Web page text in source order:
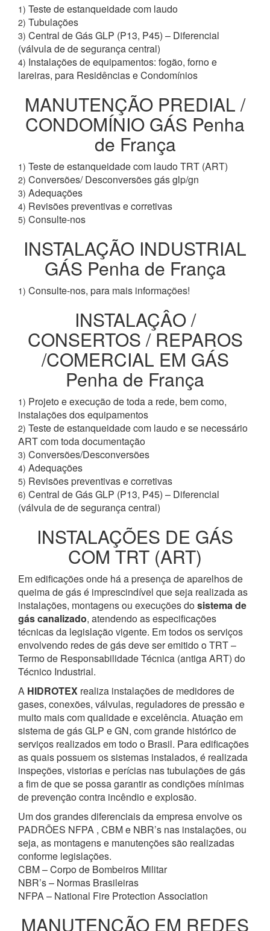
1) Teste de estanqueidade com laudo
2) Tubulações
3) Central de Gás GLP (P13, P45) – Diferencial
(válvula de de segurança central)
4) Instalações de equipamentos: fogão, forno e
lareiras, para Residências e Condomínios
MANUTENÇÃO PREDIAL /
CONDOMÍNIO GÁS Penha
de França
1) Teste de estanqueidade com laudo TRT (ART)
2) Conversões/ Desconversões gás glp/gn
3) Adequações
4) Revisões preventivas e corretivas
5) Consulte-nos
INSTALAÇÃO INDUSTRIAL
GÁS Penha de França
1) Consulte-nos, para mais informações!
INSTALAÇÂO /
CONSERTOS / REPAROS
/COMERCIAL EM GÁS
Penha de França
1) Projeto e execução de toda a rede, bem como,
instalações dos equipamentos
2) Teste de estanqueidade com laudo e se necessário
ART com toda documentação
3) Conversões/Desconversões
4) Adequações
5) Revisões preventivas e corretivas
6) Central de Gás GLP (P13, P45) – Diferencial
(válvula de de segurança central)
INSTALAÇÕES DE GÁS
COM TRT (ART)
Em edificações onde há a presença de aparelhos de
queima de gás é imprescindível que seja realizada as
instalações, montagens ou execuções dosistema de
gás canalizado, atendendo as especificações
técnicas da legislação vigente. Em todos os serviços
envolvendo redes de gás deve ser emitido o TRT –
Termo de Responsabilidade Técnica (antiga ART) do
Técnico Industrial.
A HIDROTEX realiza instalações de medidores de
gases, conexões, válvulas, reguladores de pressão e
muito mais com qualidade e excelência. Atuação em
sistema de gás GLP e GN, com grande histórico de
serviços realizados em todo o Brasil. Para edificações
as quais possuem os sistemas instalados, é realizada
inspeções, vistorias e perícias nas tubulações de gás
a fim de que se possa garantir as condições mínimas
de prevenção contra incêndio e explosão.
Um dos grandes diferenciais da empresa envolve os
PADRÕES NFPA , CBM e NBR’s nas instalações, ou
seja, as montagens e manutenções são realizadas
conforme legislações.
CBM – Corpo de Bombeiros Militar
NBR’s – Normas Brasileiras
NFPA – National Fire Protection Association
MANUTENÇÃO EM REDES